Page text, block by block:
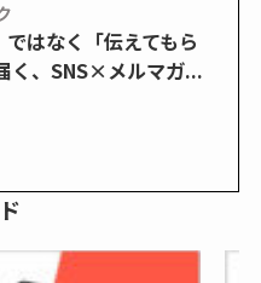
ではなく「伝えてもら
く、SNS×メルマガ...